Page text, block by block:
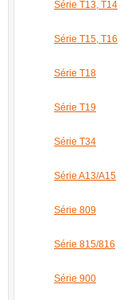
Série T13, T14
Série T15, T16
Série T18
Série T19
Série T34
Série A13/A15
Série 809
Série 815/816
Série 900